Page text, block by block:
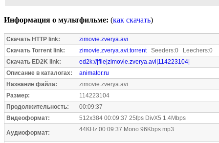
Информация о мультфильме: (как скачать)
Скачать HTTP link:
zimovie.zverya.avi
Скачать Torrent link:
zimovie.zverya.avi.torrentSeeders:0 Leechers:0
Скачать ED2K link:
ed2k://|file|zimovie.zverya.avi|114223104|
Описание в каталогах:
animator.ru
Название файла:
zimovie.zverya.avi
Размер:
114223104
Продолжительность:
00:09:37
Видеоформат:
512x384 00:09:37 25fps DivX5 1.4Mbps
Аудиоформат: 44KHz 00:09:37 Mono 96Kbps mp3